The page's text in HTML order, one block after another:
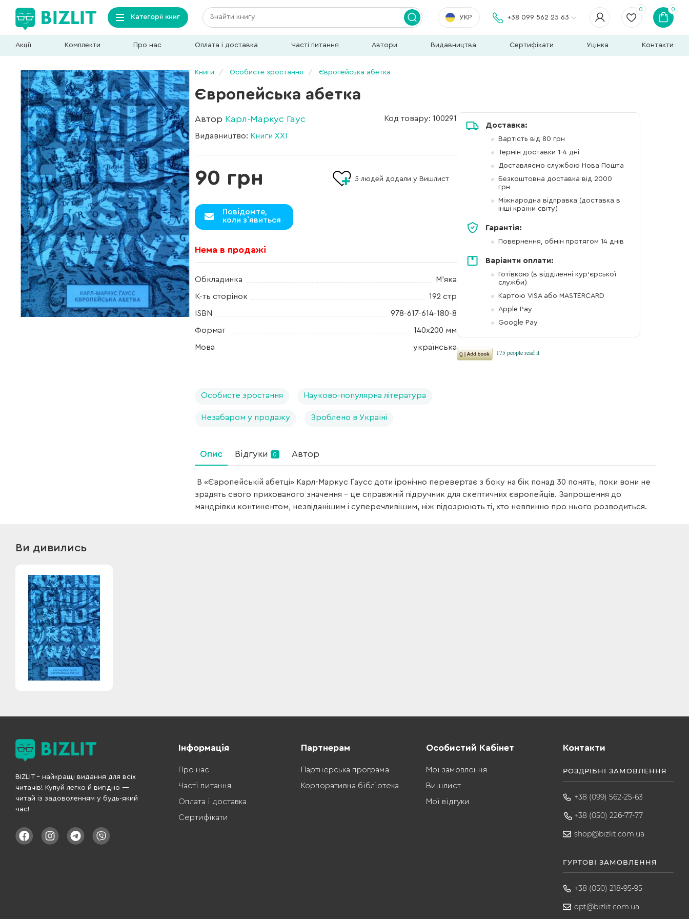
Категорії книг УКР +38 099 562 25 63
0 0
Акції Комплекти Про нас Оплата і доставка Часті питання Автори Видавництва Сертифікати Уцінка Контакти
Книги Особисте зростання Європейська абетка
Європейська абетка
Автор Карл-Маркус Гаус
Видавництво: Книги XXI
Код товару: 100291
90 грн
Повідомте,
коли з`явиться
5 людей додали у Вишлист
Нема в продажі
Обкладинка М'яка
К-ть сторінок 192 стр
ISBN 978-617-614-180-8
Формат 140x200 мм
Мова українська
Особисте зростання Науково-популярна література
Незабаром у продажу Зроблено в Україні
Доставка:
Вартість від 80 грн
Термін доставки 1-4 дні
Доставляємо службою Нова Пошта
Безкоштовна доставка від 2000
грн
Міжнародна відправка (доставка в
інші країни світу)
Гарантія:
Повернення, обмін протягом 14 днів
Варіанти оплати:
Готівкою (в відділенні кур'єрської
служби)
Картою VISA або MASTERCARD
Apple Pay
Google Pay
Опис Відгуки 0 Автор
В «Європейській абетці» Карл-Маркус Ґаусс доти іронічно перевертає з боку на бік понад 30 понять, поки вони не
зрадять свого прихованого значення – це справжній підручник для скептичних європейців. Запрошення до
мандрівки континентом, незвіданішим і суперечливішим, ніж підозрюють ті, хто невпинно про нього розводиться.
Ви дивились
BIZLIT – найкращі видання для всіх
читачів! Купуй легко й вигідно —
читай із задоволенням у будь-який
час!
Інформація
Про нас
Часті питання
Оплата і доставка
Сертифікати
Партнерам
Партнерська програма
Корпоративна бібліотека
Особистий Кабінет
Мої замовлення
Вишлист
Мої відгуки
Контакти
РОЗДРІБНІ ЗАМОВЛЕННЯ
+38 (099) 562-25-63
+38 (050) 226-77-77
shop@bizlit.com.ua
ГУРТОВІ ЗАМОВЛЕННЯ
+38 (050) 218-95-95
opt@bizlit.com.ua